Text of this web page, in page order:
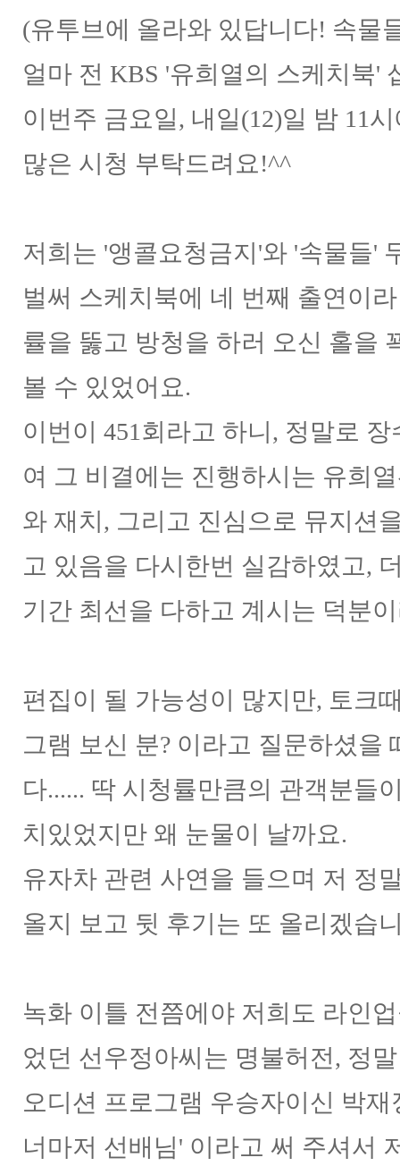
(유투브에 올라와 있답니다! 속물
얼마 전 KBS '유희열의 스케치북'
이번주 금요일, 내일(12)일 밤 11
많은 시청 부탁드려요!^^
저희는 '앵콜요청금지'와 '속물들'
벌써 스케치북에 네 번째 출연이
률을 뚫고 방청을 하러 오신 홀을
볼 수 있었어요.
이번이 451회라고 하니, 정말로
여 그 비결에는 진행하시는 유희
와 재치, 그리고 진심으로 뮤지션
고 있음을 다시한번 실감하였고,
기간 최선을 다하고 계시는 덕분
편집이 될 가능성이 많지만, 토크
그램 보신 분? 이라고 질문하셨을
다...... 딱 시청률만큼의 관객분들
치있었지만 왜 눈물이 날까요.
유자차 관련 사연을 들으며 저 정
올지 보고 뒷 후기는 또 올리겠습
녹화 이틀 전쯤에야 저희도 라인
었던 선우정아씨는 명불허전, 정
오디션 프로그램 우승자이신 박
너마저 선배님' 이라고 써 주셔서